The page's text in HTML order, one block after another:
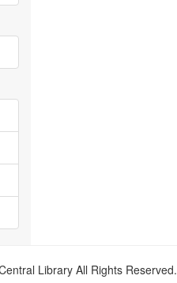
Library All Rights Reserved.